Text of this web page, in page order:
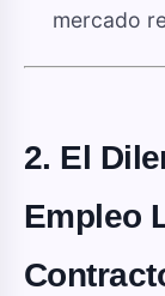
mercado
2. El
Empleo